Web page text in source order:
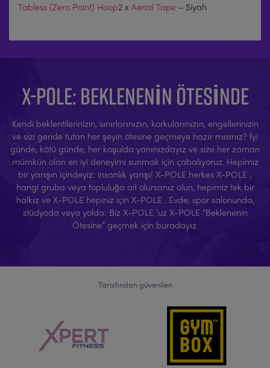
Tabless (Zero Point) Hoop2 x Aerial Tape – Siyah
X-POLE: BEKLENENIN ÖTESINDE
Kendi beklentilerinizin, sınırlarınızın, korkularınızın, engellerinizin
ve sizi geride tutan her şeyin ötesine geçmeye hazır mısınız? İyi
günde, kötü günde, her koşulda yanınızdayız ve size her zaman
mümkün olan en iyi deneyimi sunmak için çabalıyoruz. Hepimiz
bir yarışın içindeyiz: insanlık yarışı! X-POLE herkes X-POLE ;
hangi gruba veya topluluğa ait olursanız olun, hepimiz tek bir
halkız ve X-POLE hepiniz için X-POLE . Evde, spor salonunda,
stüdyoda veya yolda: Biz X-POLE ’uz X-POLE “Beklenenin
Ötesine” geçmek için buradayız.
Tarafından güvenilen